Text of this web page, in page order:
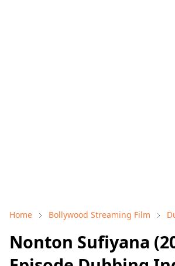
Home Bollywood Streaming Film
Nonton Sufiyana